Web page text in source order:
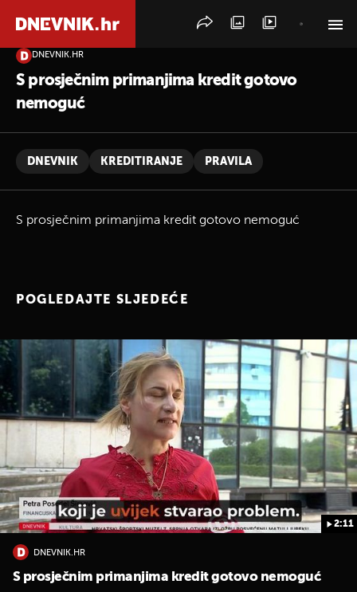
DNEVNIK.HR
S prosječnim primanjima kredit gotovo
nemoguć
DNEVNIK KREDITIRANJE PRAVILA
S prosječnim primanjima kredit gotovo nemoguć
POGLEDAJTE SLJEDEĆE
2:11
DNEVNIK.HR
S prosječnim primanjima kredit gotovo nemoguć
PRETRAŽITE VIJESTI